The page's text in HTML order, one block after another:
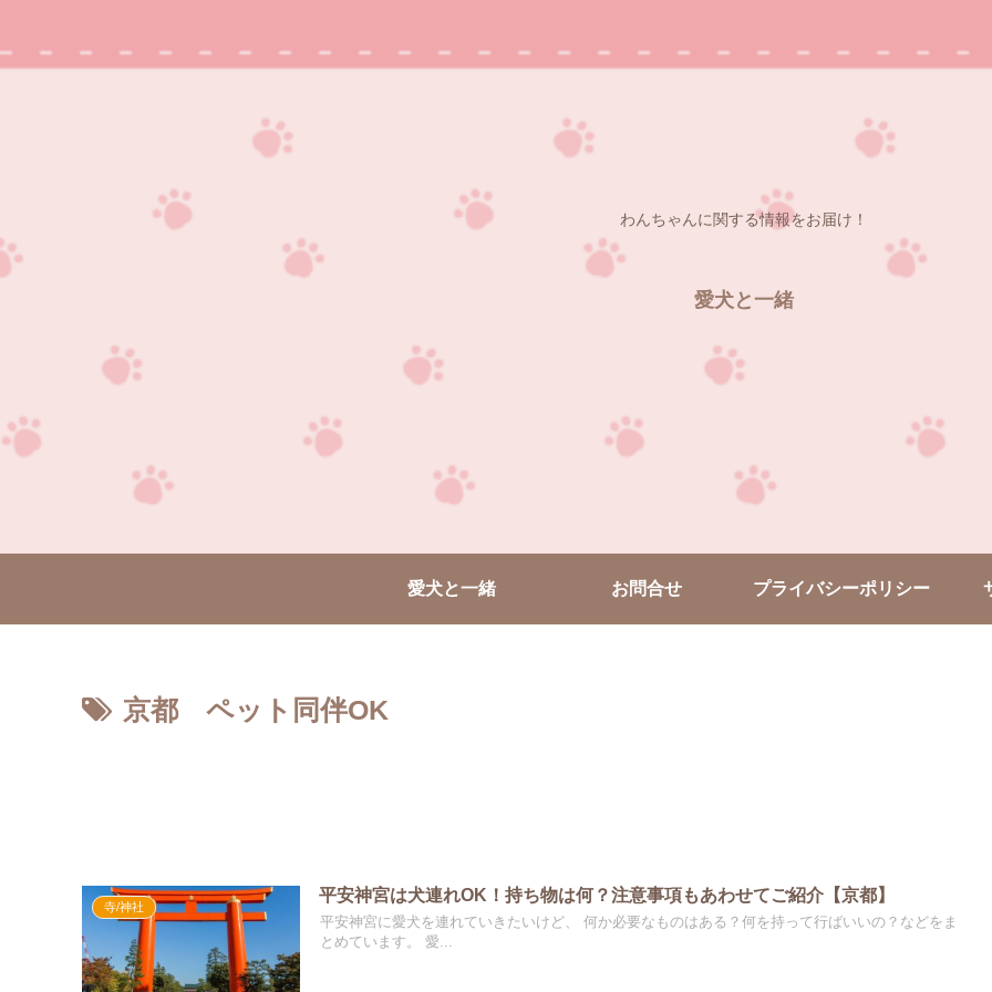
わんちゃんに関する情報をお届け！
愛犬と一緒
愛犬と一緒 お問合せ プライバシーポリシー
京都 ペット同伴OK
寺/神社
平安神宮は犬連れOK！持ち物は何？注意事項もあわせてご紹介【京都】
平安神宮に愛犬を連れていきたいけど、 何か必要なものはある？何を持って行ばいいの？などをま
とめています。 愛...